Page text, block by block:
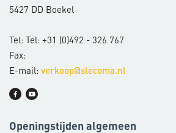
5427 DD Boekel
Tel: Tel: +31 (0)492 - 326 767
Fax:
E-mail: verkoop@slecoma.nl
Openingstijden algemeen